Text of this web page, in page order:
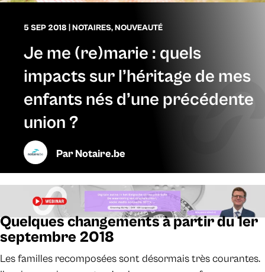
5 SEP 2018 NOTAIRES,NOUVEAUTÉ
Je me (re)marie : quels
impacts sur l’héritage de mes
enfants nés d’une précédente
union ?
ParNotaire.be
Quelques changements à partir du 1er
septembre 2018
Les familles recomposées sont désormais très courantes.